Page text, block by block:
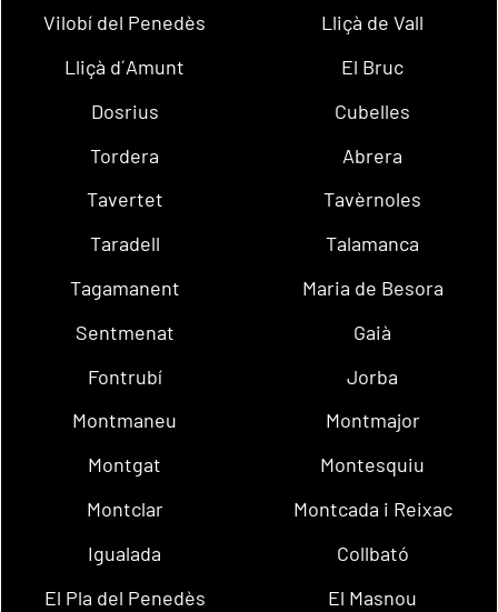
Vilobí del Penedès
Lliçà de Vall
Lliçà d´Amunt
El Bruc
Dosrius
Cubelles
Tordera
Abrera
Tavertet
Tavèrnoles
Taradell
Talamanca
Tagamanent
Maria de Besora
Sentmenat
Gaià
Fontrubí
Jorba
Montmaneu
Montmajor
Montgat
Montesquiu
Montclar
Montcada i Reixac
Igualada
Collbató
El Pla del Penedès
El Masnou